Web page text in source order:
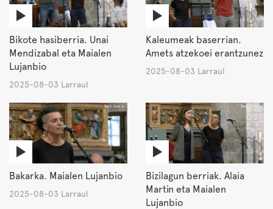
Bikote hasiberria. Unai
Mendizabal eta Maialen
Lujanbio
2025-08-03 Larraul
Kaleumeak baserrian.
Amets atzekoei erantzunez
2025-08-03 Larraul
Bakarka. Maialen Lujanbio
2025-08-03 Larraul
Bizilagun berriak. Alaia
Martin eta Maialen
Lujanbio